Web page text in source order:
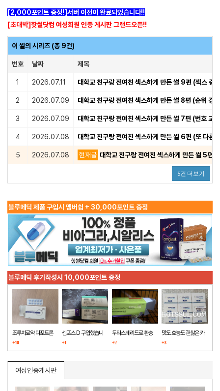
[2,000포인트 증정!]서버 이전이 완료되었습니다!!
[초대박]핫썰닷컴 여성회원 인증 게시판 그랜드오픈!!
이 썰의 시리즈 (총 9건)
번호 날짜 제목
1 2026.07.11 대학교 친구랑 전여친 섹스하게 만든 썰 9편 (섹스 중
2 2026.07.09 대학교 친구랑 전여친 섹스하게 만든 썰 8편 (순위 경
3 2026.07.09 대학교 친구랑 전여친 섹스하게 만든 썰 7편 (번호 교
4 2026.07.08 대학교 친구랑 전여친 섹스하게 만든 썰 6편 (또 다른
5 2026.07.08 현재글 대학교 친구랑 전여친 섹스하게 만든 썰 5편
5건 더보기
블루메딕 제품 구입시 멤버쉽 + 30,000포인트 증정
블루메딕 후기작성시 10,000포인트 증정
조루치료약 다포트론
구매했습니다
+10
센포스 D 구입했습니
다
+1
두타스테리드로 환승
+2
맛도 효능도 괜찮은 카
마그라
+3
여성인증게시판